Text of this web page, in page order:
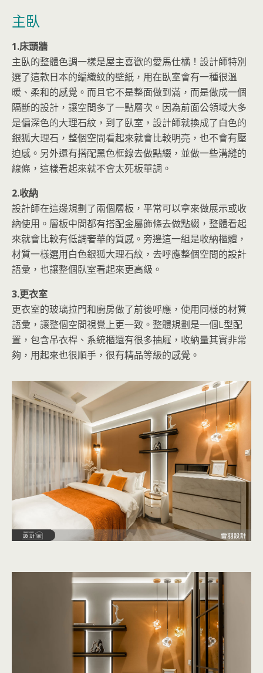
主臥
1.床頭牆
主臥的整體色調一樣是屋主喜歡的愛馬仕橘！設計師特別
選了這款日本的編織紋的壁紙，用在臥室會有一種很溫
暖、柔和的感覺。而且它不是整面做到滿，而是做成一個
隔斷的設計，讓空間多了一點層次。因為前面公領域大多
是偏深色的大理石紋，到了臥室，設計師就換成了白色的
銀狐大理石，整個空間看起來就會比較明亮，也不會有壓
迫感。另外還有搭配黑色框線去做點綴，並做一些溝縫的
線條，這樣看起來就不會太死板單調。
2.收納
設計師在這邊規劃了兩個層板，平常可以拿來做展示或收
納使用。層板中間都有搭配金屬飾條去做點綴，整體看起
來就會比較有低調奢華的質感。旁邊這一組是收納櫃體，
材質一樣選用白色銀狐大理石紋，去呼應整個空間的設計
語彙，也讓整個臥室看起來更高級。
3.更衣室
更衣室的玻璃拉門和廚房做了前後呼應，使用同樣的材質
語彙，讓整個空間視覺上更一致。整體規劃是一個L型配
置，包含吊衣桿、系統櫃還有很多抽屜，收納量其實非常
夠，用起來也很順手，很有精品等級的感覺。